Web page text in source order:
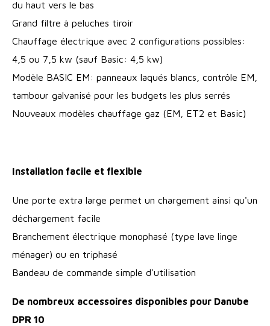
du haut vers le bas
Grand filtre à peluches tiroir
Chauffage électrique avec 2 configurations possibles:
4,5 ou 7,5 kw (sauf Basic: 4,5 kw)
Modèle BASIC EM: panneaux laqués blancs, contrôle EM,
tambour galvanisé pour les budgets les plus serrés
Nouveaux modèles chauffage gaz (EM, ET2 et Basic)
Installation facile et flexible
Une porte extra large permet un chargement ainsi qu'un
déchargement facile
Branchement électrique monophasé (type lave linge
ménager) ou en triphasé
Bandeau de commande simple d'utilisation
De nombreux accessoires disponibles pour Danube
DPR 10